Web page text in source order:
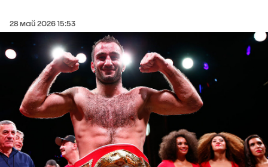
28 май 2026 15:53